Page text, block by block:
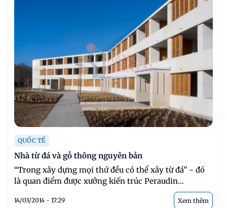
QUỐC TẾ
Nhà từ đá và gỗ thông nguyên bản
“Trong xây dựng mọi thứ đều có thể xây từ đá” - đó
là quan điểm được xưởng kiến trúc Peraudin
14/03/2014 - 17:29 Xem thêm